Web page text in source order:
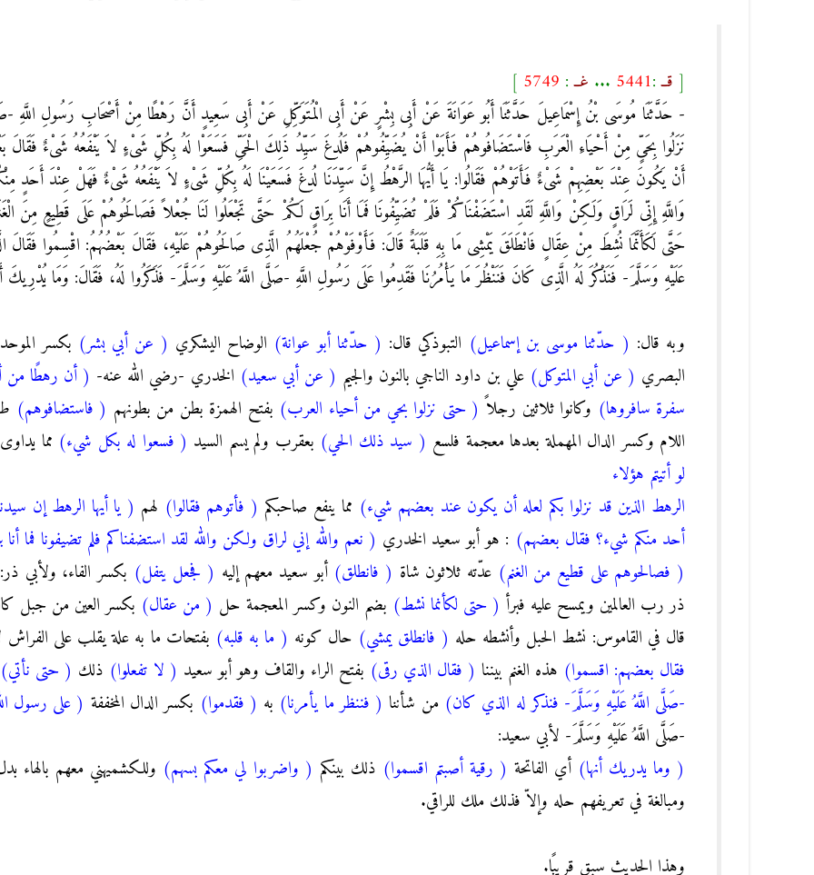
[ قــ:
5441
... غــ:
]
- حَدَّثَنَا مُوسَى بْنُ إِسْمَاعِيلَ حَدَّثَنَا أَبُو عَوَانَةَ عَنْ أَبِى بِشْرٍ عَنْ أَبِى الْمُتَوَكِّلِ عَنْ أَبِى سَعِيدٍ أَنَّ رَهْطًا مِنْ أَصْحَابِ رَسُولِ اللَّهِ -
نَزَلُوا بِحَىٍّ مِنْ أَحْيَاءِ الْعَرَبِ فَاسْتَضَافُوهُمْ فَأَبَوْا أَنْ يُضَيِّفُوهُمْ فَلُدِغَ سَيِّدُ ذَلِكَ الْحَىِّ فَسَعَوْا لَهُ بِكُلِّ شَىْءٍ لاَ يَنْفَعُهُ شَىْءٌ فَقَالَ
أَنْ يَكُونَ عِنْدَ بَعْضِهِمْ شَىْءٌ فَأَتَوْهُمْ فَقَالُوا: يَا أَيُّهَا الرَّهْطُ إِنَّ سَيِّدَنَا لُدِغَ فَسَعَيْنَا لَهُ بِكُلِّ شَىْءٍ لاَ يَنْفَعُهُ شَىْءٌ فَهَلْ عِنْدَ أَحَدٍ
وَاللَّهِ إِنِّى لَرَاقٍ وَلَكِنْ وَاللَّهِ لَقَدِ اسْتَضَفْنَاكُمْ فَلَمْ تُضَيِّفُونَا فَمَا أَنَا بِرَاقٍ لَكُمْ حَتَّى تَجْعَلُوا لَنَا جُعْلاً فَصَالَحُوهُمْ عَلَى قَطِيعٍ مِنَ
حَتَّى لَكَأَنَّمَا نُشِطَ مِنْ عِقَالٍ فَانْطَلَقَ يَمْشِى مَا بِهِ قَلَبَةٌ قَالَ: فَأَوْفَوْهُمْ جُعْلَهُمُ الَّذِى صَالَحُوهُمْ عَلَيْهِ، فَقَالَ بَعْضُهُمُ: اقْسِمُوا فَقَالَ
عَلَيْهِ وَسَلَّمَ- فَنَذْكُرَ لَهُ الَّذِى كَانَ فَنَنْظُرَ مَا يَأْمُرُنَا فَقَدِمُوا عَلَى رَسُولِ اللَّهِ -صَلَّى اللَّهُ عَلَيْهِ وَسَلَّمَ- فَذَكَرُوا لَهُ، فَقَالَ: وَمَا
وبه قال: ( حدّثنا موسى بن إسماعيل) التبوذكي قال: ( حدّثنا أبو عوانة) الوضاح اليشكري ( عن أبي بشر) بكسر
البصري ( عن أبي المتوكل) علي بن داود الناجي بالنون والجيم ( عن أبي سعيد) الخدري -رضي الله عنه- ( أن رهطًا من
سفرة سافروها) وكانوا ثلاثين رجلاً ( حتى نزلوا بحي من أحياء العرب) بفتح الهمزة بطن من بطونهم ( فاستضافوهم)
اللام وكسر الدال المهملة بعدها معجمة فلسع ( سيد ذلك الحي) بعقرب ولم يسم السيد ( فسعوا له بكل شيء) مما
لو أتيتم هؤلاء
الرهط الذين قد نزلوا بكم لعله أن يكون عند بعضهم شيء) مما ينفع صاحبكم ( فأتوهم فقالوا) لهم ( يا أيها الرهط إن
أحد منكم شيء؟ فقال بعضهم) : هو أبو سعيد الخدري ( نعم والله إني لراق ولكن والله لقد استضفناكم فلم تضيفونا فما
( فصالحوهم على قطيع من الغنم) عدّته ثلاثون شاة ( فانطلق) أبو سعيد معهم إليه ( فجعل يتفل) بكسر الفاء، ولأبي
ذر رب العالمين ويمسح عليه فبرأ ( حتى لكأنما نشط) بضم النون وكسر المعجمة حل ( من عقال) بكسر العين من جبل
قال في القاموس: نشط الحبل وأنشطه حله ( فانطلق يمشي) حال كونه ( ما به قلبه) بفتحات ما به علة يقلب على الفراش
فقال بعضهم: اقسموا) هذه الغنم بيننا ( فقال الذي رقى) بفتح الراء والقاف وهو أبو سعيد ( لا تفعلوا) ذلك ( حتى نأتي)
-صَلَّى اللَّهُ عَلَيْهِ وَسَلَّمَ- فنذكر له الذي كان) من شأننا ( فننظر ما يأمرنا) به ( فقدموا) بكسر الدال المخففة ( على رسول
-صَلَّى اللَّهُ عَلَيْهِ وَسَلَّمَ- لأبي سعيد:
( وما يدريك أنها) أي الفاتحة ( رقية أصبتم اقسموا) ذلك بينكم ( واضربوا لي معكم بسهم) وللكشميهني معهم بالهاء
ومبالغة في تعريفهم حله وإلاّ فذلك ملك للراقي.
وهذا الحديث سبق قريبًا.